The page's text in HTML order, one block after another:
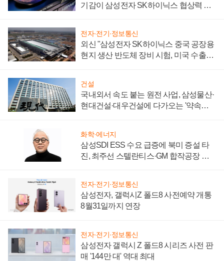
기감이 삼성전자 SK하이닉스 협상력 더
전자·전기·정보통신
외신 "삼성전자 SK하이닉스 중국 공장용
현지 생산 반도체 장비 시험, 미국 수출통
건설
국내외서 속도 붙는 원전 사업, 삼성물산·
현대건설·대우건설에 다가오는 '약속의
화학·에너지
삼성SDI ESS 수요 급증에 북미 증설 타
진, 최주선 스텔란티스·GM 합작공장 건
전자·전기·정보통신
삼성전자, 갤럭시Z 폴드8 사전예약 개통
8월31일까지 연장
전자·전기·정보통신
삼성전자 갤럭시 Z 폴드8 시리즈 사전 판
매 '144만 대' 역대 최대